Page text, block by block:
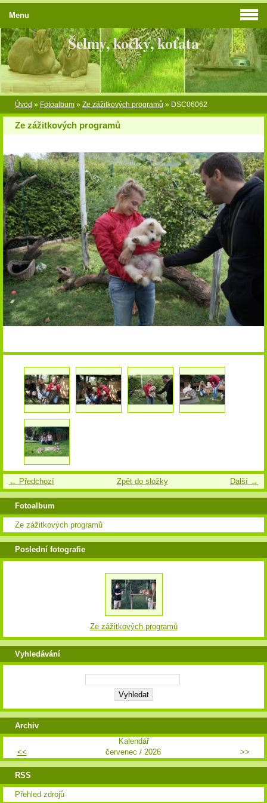
Šelmy, kočky, koťata
Úvod » Fotoalbum » Ze zážitkových programů » DSC06062
Ze zážitkových programů
← Předchozí Další →
Zpět do složky
Menu
Fotoalbum
Ze zážitkových programů
Poslední fotografie
Ze zážitkových programů
Vyhledávání
Archiv
Kalendář
<<
červenec / 2026 >>
RSS
Přehled zdrojů